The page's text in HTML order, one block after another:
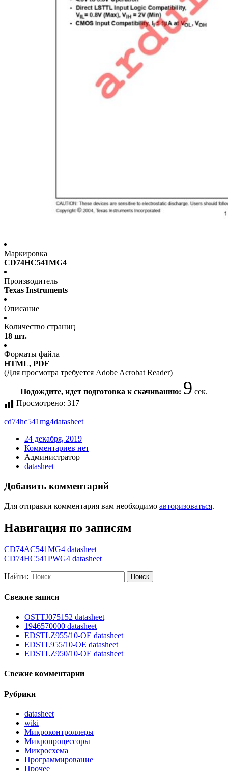
Маркировка
CD74HC541MG4
Производитель
Texas Instruments
Описание
Количество страниц
18 шт.
Форматы файла
HTML, PDF
(Для просмотра требуется Adobe Acrobat Reader)
Подождите, идет подготовка к скачиванию: 9 сек.
Просмотрено: 317
cd74hc541mg4datasheet
24 декабря, 2019
Комментариев нет
Администратор
datasheet
Добавить комментарий
Для отправки комментария вам необходимо авторизоваться.
Навигация по записям
CD74AC541MG4 datasheet
CD74HC541PWG4 datasheet
Найти:
Свежие записи
OSTTJ075152 datasheet
1946570000 datasheet
EDSTLZ955/10-OE datasheet
EDSTL955/10-OE datasheet
EDSTLZ950/10-OE datasheet
Свежие комментарии
Рубрики
datasheet
wiki
Микроконтроллеры
Микропроцессоры
Микросхема
Программирование
Прочее